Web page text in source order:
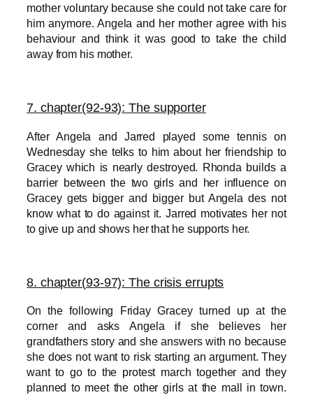
mother voluntary because she could not take care for
him anymore. Angela and her mother agree with his
behaviour and think it was good to take the child
away from his mother.
7. chapter(92-93): The supporter
After Angela and Jarred played some tennis on
Wednesday she telks to him about her friendship to
Gracey which is nearly destroyed. Rhonda builds a
barrier between the two girls and her influence on
Gracey gets bigger and bigger but Angela des not
know what to do against it. Jarred motivates her not
to give up and shows her that he supports her.
8. chapter(93-97): The crisis errupts
On the following Friday Gracey turned up at the
corner and asks Angela if she believes her
grandfathers story and she answers with no because
she does not want to risk starting an argument. They
want to go to the protest march together and they
planned to meet the other girls at the mall in town.